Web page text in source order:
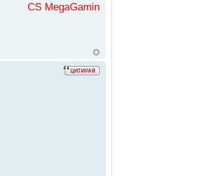
CS MegaGaming във